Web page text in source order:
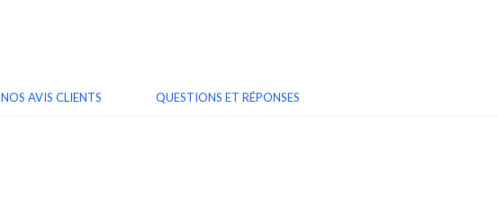
NOS AVIS CLIENTS QUESTIONS ET RÉPONSES